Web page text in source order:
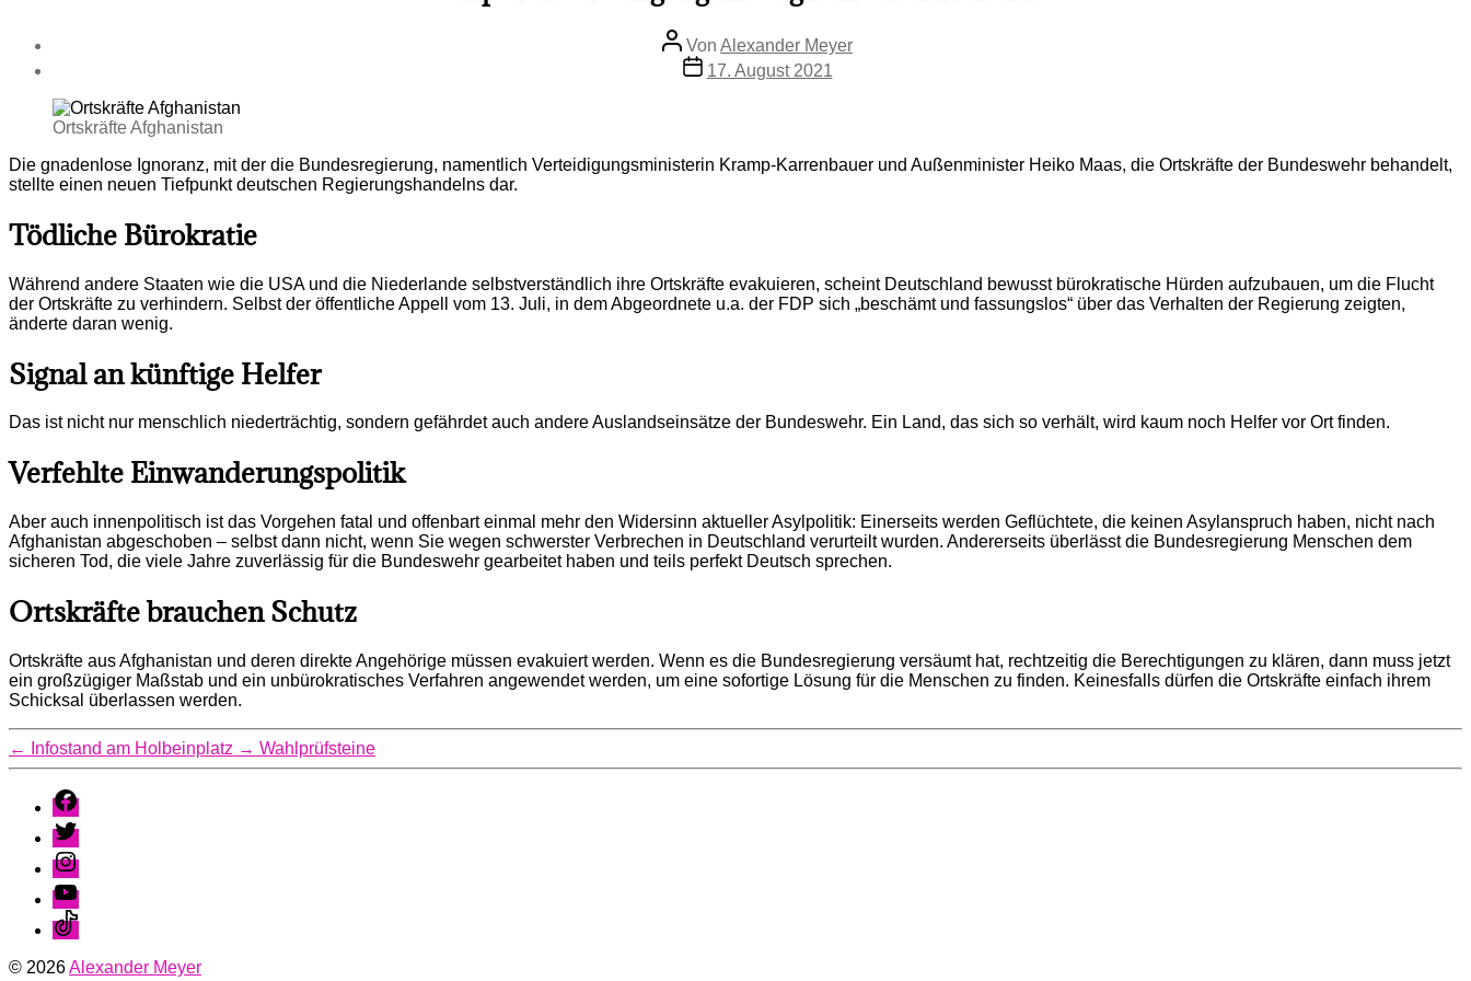
Beitragsautor
Von Alexander Meyer
Beitragsdatum
17. August 2021
Ortskräfte Afghanistan
Die gnadenlose Ignoranz, mit der die Bundesregierung, namentlich Verteidigungsministerin Kramp-Karrenbauer und Außenminister Heiko Maas, die Ortskräfte der Bundeswehr behandelt,
stellte einen neuen Tiefpunkt deutschen Regierungshandelns dar.
Tödliche Bürokratie
Während andere Staaten wie die USA und die Niederlande selbstverständlich ihre Ortskräfte evakuieren, scheint Deutschland bewusst bürokratische Hürden aufzubauen, um die Flucht
der Ortskräfte zu verhindern. Selbst der öffentliche Appell vom 13. Juli, in dem Abgeordnete u.a. der FDP sich „beschämt und fassungslos“ über das Verhalten der Regierung zeigten,
änderte daran wenig.
Signal an künftige Helfer
Das ist nicht nur menschlich niederträchtig, sondern gefährdet auch andere Auslandseinsätze der Bundeswehr. Ein Land, das sich so verhält, wird kaum noch Helfer vor Ort finden.
Verfehlte Einwanderungspolitik
Aber auch innenpolitisch ist das Vorgehen fatal und offenbart einmal mehr den Widersinn aktueller Asylpolitik: Einerseits werden Geflüchtete, die keinen Asylanspruch haben, nicht nach
Afghanistan abgeschoben – selbst dann nicht, wenn Sie wegen schwerster Verbrechen in Deutschland verurteilt wurden. Andererseits überlässt die Bundesregierung Menschen dem
sicheren Tod, die viele Jahre zuverlässig für die Bundeswehr gearbeitet haben und teils perfekt Deutsch sprechen.
Ortskräfte brauchen Schutz
Ortskräfte aus Afghanistan und deren direkte Angehörige müssen evakuiert werden. Wenn es die Bundesregierung versäumt hat, rechtzeitig die Berechtigungen zu klären, dann muss jetzt
ein großzügiger Maßstab und ein unbürokratisches Verfahren angewendet werden, um eine sofortige Lösung für die Menschen zu finden. Keinesfalls dürfen die Ortskräfte einfach ihrem
Schicksal überlassen werden.
← Infostand am Holbeinplatz → Wahlprüfsteine
Facebook
Twitter
Instagram
Youtube
TikTok
© 2026Alexander Meyer